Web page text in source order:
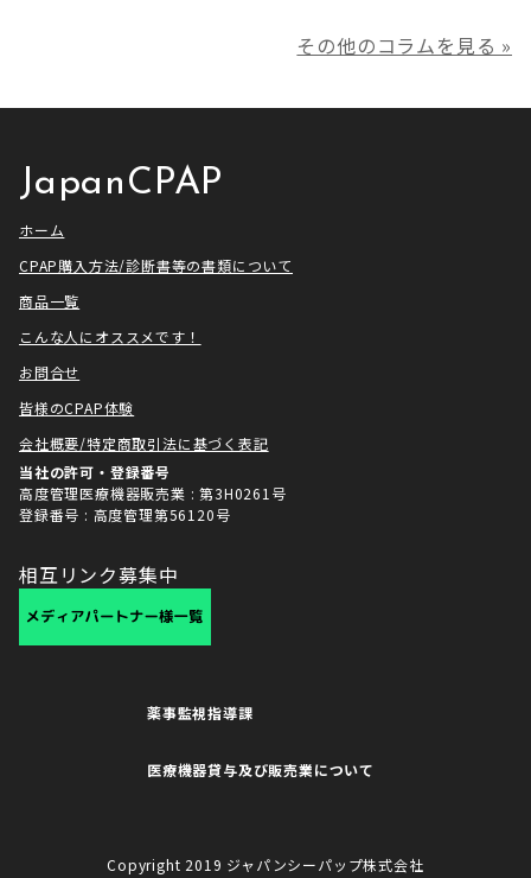
ク様は長い歴史があり、私も大
利用いただき本当にありがとうご
満足いただけるサービスを提供さ
その他のコラムを見る »
JapanCPAP
ホーム
CPAP購入方法/診断書等の書類について
商品一覧
こんな人にオススメです！
お問合せ
皆様のCPAP体験
会社概要/特定商取引法に基づく表記
当社の許可・登録番号
高度管理医療機器販売業 : 第3H0261号
登録番号 : 高度管理第56120号
相互リンク募集中
薬事監視指導課
医療機器貸与及び販売業について
Copyright 2019 ジャパンシーパップ株式会社